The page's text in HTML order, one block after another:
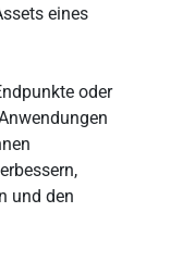
eines
oder
und den